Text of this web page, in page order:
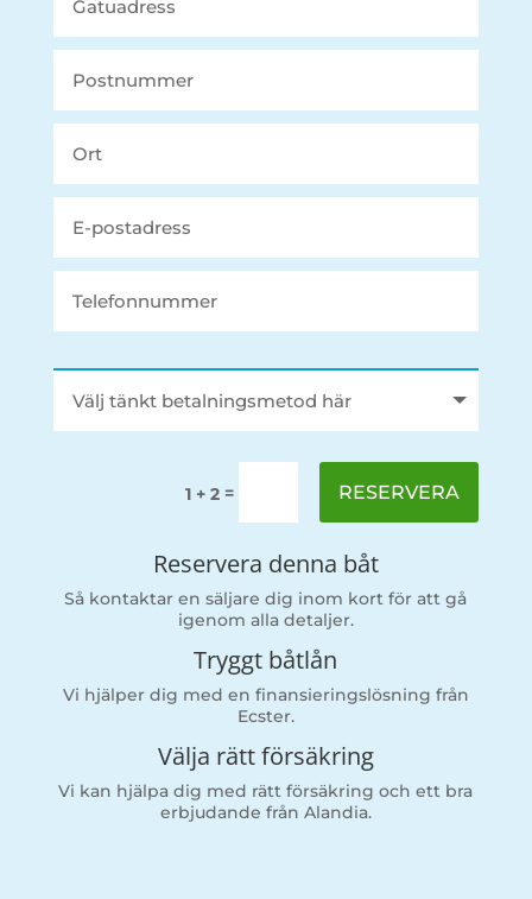
1 + 2 = RESERVERA
Reservera denna båt
Så kontaktar en säljare dig inom kort för att gå
igenom alla detaljer.
Tryggt båtlån
Vi hjälper dig med en finansieringslösning från
Ecster.
Välja rätt försäkring
Vi kan hjälpa dig med rätt försäkring och ett bra
erbjudande från Alandia.